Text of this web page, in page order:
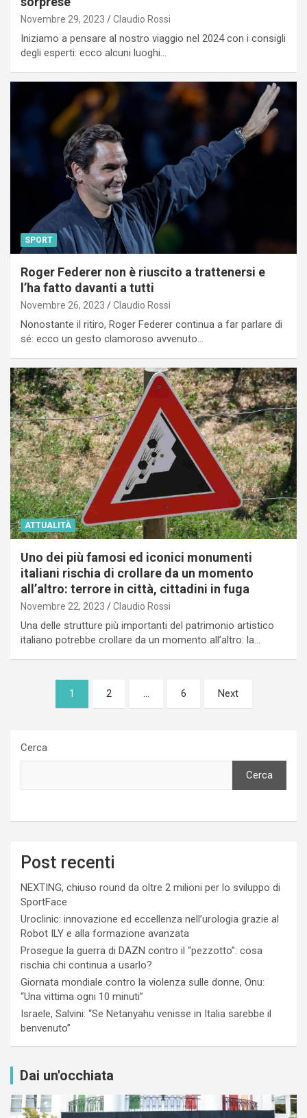
Novembre 29, 2023 Claudio Rossi
Iniziamo a pensare al nostro viaggio nel 2024 con i consigli
degli esperti: ecco alcuni luoghi…
SPORT
Roger Federer non è riuscito a trattenersi e
l’ha fatto davanti a tutti
Novembre 26, 2023 Claudio Rossi
Nonostante il ritiro, Roger Federer continua a far parlare di
sé: ecco un gesto clamoroso avvenuto…
ATTUALITÀ
Uno dei più famosi ed iconici monumenti
italiani rischia di crollare da un momento
all’altro: terrore in città, cittadini in fuga
Novembre 22, 2023 Claudio Rossi
Una delle strutture più importanti del patrimonio artistico
italiano potrebbe crollare da un momento all’altro: la…
Paginazione
1 2 … 6 Next
Cerca
Cerca
Post recenti
NEXTING, chiuso round da oltre 2 milioni per lo sviluppo di
SportFace
Uroclinic: innovazione ed eccellenza nell’urologia grazie al
Robot ILY e alla formazione avanzata
Prosegue la guerra di DAZN contro il “pezzotto”: cosa
rischia chi continua a usarlo?
Giornata mondiale contro la violenza sulle donne, Onu:
“Una vittima ogni 10 minuti”
Israele, Salvini: “Se Netanyahu venisse in Italia sarebbe il
benvenuto”
Dai un'occhiata